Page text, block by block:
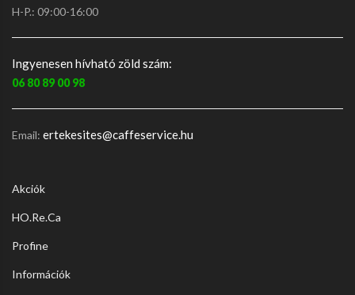
H-P.: 09:00-16:00
Ingyenesen hívható zöld szám:
06 80 89 00 98
Email: ertekesites@caffeservice.hu
Akciók
HO.Re.Ca
Profine
Információk